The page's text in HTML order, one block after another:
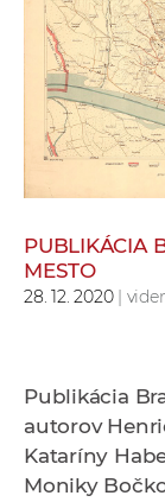
PUBLIKÁCIA
MESTO
28. 12. 2020|
Publikácia
autorov
Kataríny
Moniky